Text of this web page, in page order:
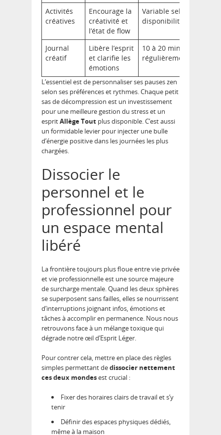
Activités
créatives
Encourage la
créativité et
l’état de flow
Variable selon
disponibilité
Journal
créatif
Libère l’esprit
et clarifie les
émotions
10 à 20 minutes
régulièrement
L’essentiel est de personnaliser ses pauses zen
selon ses préférences et rythmes. Chaque petit
sas de décompression est un investissement
pour une meilleure gestion du stress et un
espritAllège Tout plus disponible. C’est aussi
un formidable levier pour injecter une bulle
d’énergie positive dans les journées les plus
chargées.
Dissocier le
personnel et le
professionnel pour
un espace mental
libéré
La frontière toujours plus floue entre vie privée
et vie professionnelle est une source majeure
de surcharge mentale. Quand les deux sphères
se superposent sans failles, elles se nourrissent
d’interruptions joignant infos, émotions et
tâches à accomplir en permanence. Nous nous
retrouvons face à un mélange toxique qui
dégrade notre œil d’Esprit Léger.
Pour contrer cela, mettre en place des règles
simples permettant dedissocier nettement
ces deux mondesest crucial :
Fixer des horaires clairs de travail et s’y
tenir
Définir des espaces physiques dédiés,
même à la maison